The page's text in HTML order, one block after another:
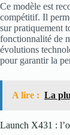
Ce modèle est
compétitif. Il
sur pratiquement
fonctionnalité de
évolutions
pour garantir la
A lire : La
Launch X431 :